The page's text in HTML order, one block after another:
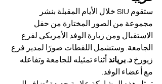
ستقوم SIU خلال الأيام المقبلة بنشر
مجموعة من الصور المختارة من حفل
الاستقبال ومن زيارة الوفد الأمريكي لفرع
الجامعة. وستشمل اللقطات صورًا لمدير فرع
زيورخ د. برياند أثناء تمثيله للجامعة وتفاعله
مع أعضاء الوفد.